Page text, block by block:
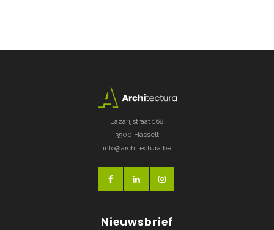
Lazarijstraat 168
3500 Hasselt
info@architectura.be
Nieuwsbrief